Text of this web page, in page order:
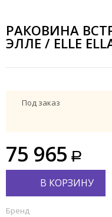
РАКОВИНА
ЭЛЛЕ / ELLE
Под заказ
75 965
В КОРЗИНУ
Бренд